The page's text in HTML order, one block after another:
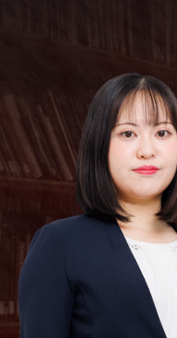
HOME
取扱い分野
弁護士紹介
著書・論文・監修協力